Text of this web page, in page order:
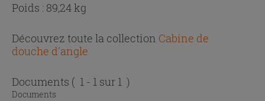
Poids : 89,24 kg
Découvrez toute la collection Cabine de
douche d'angle
Documents ( 1 - 1 sur 1 )
Documents